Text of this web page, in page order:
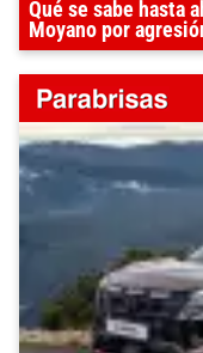
Qué se sabe hasta
Moyano por